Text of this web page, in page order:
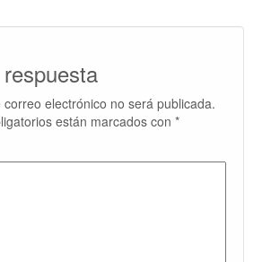
electrónico no será publicada.
están marcados con *